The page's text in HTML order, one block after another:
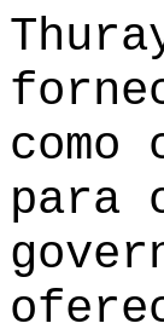
como
para